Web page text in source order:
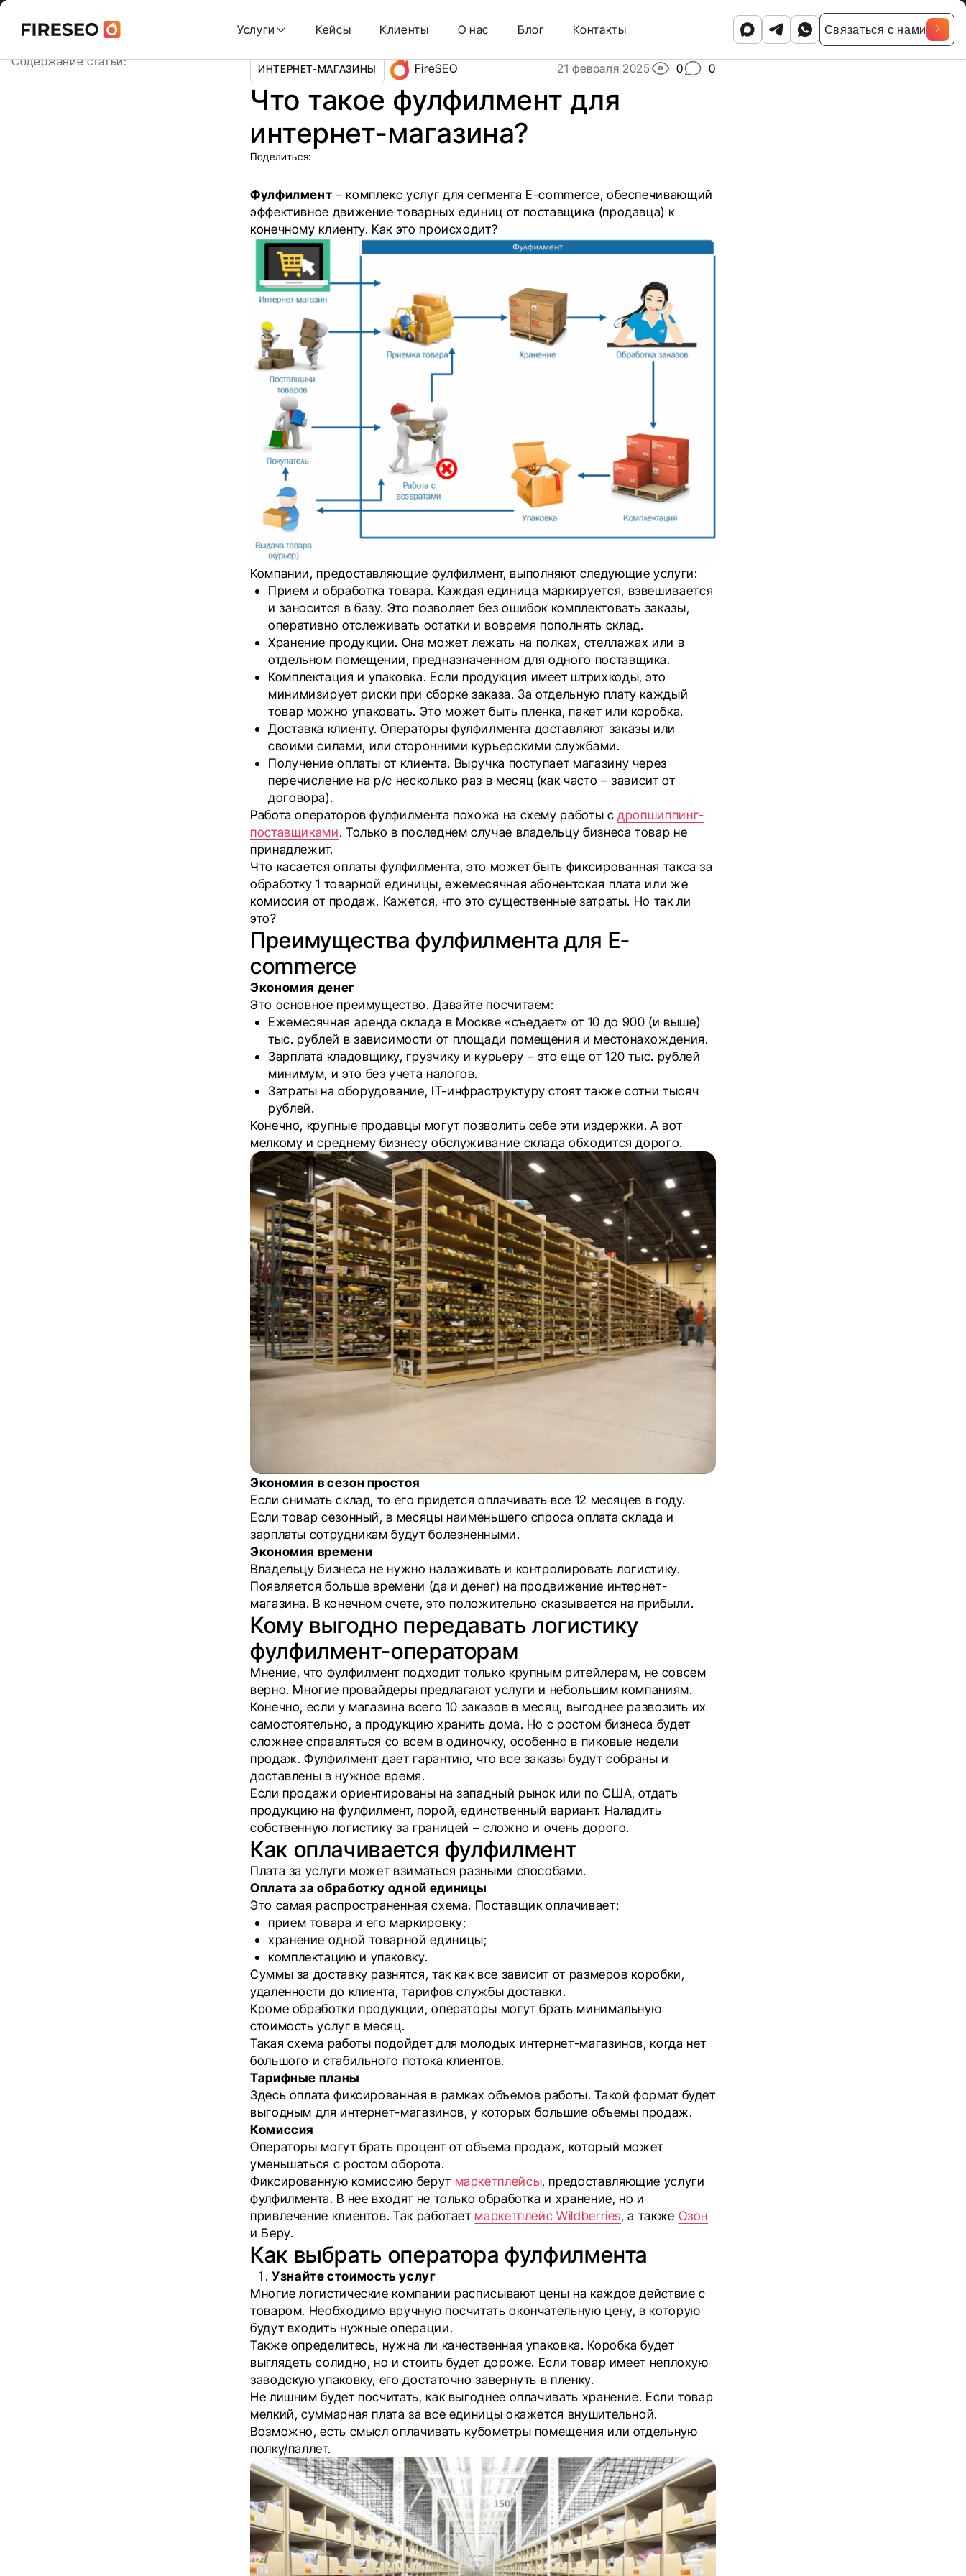
Skip
content
Услуги Кейсы Клиенты О нас Блог Контакты Связаться с нами
Ссылки
хлебных
Ссылки
хлебных
Содержание статьи: ИНТЕРНЕТ-МАГАЗИНЫ FireSEO 21 февраля 2025 0 0
Что такое фулфилмент для
интернет-магазина?
Поделиться:
Фулфилмент – комплекс услуг для сегмента E-commerce, обеспечивающий
эффективное движение товарных единиц от поставщика (продавца) к
конечному клиенту. Как это происходит?
Компании, предоставляющие фулфилмент, выполняют следующие услуги:
Прием и обработка товара. Каждая единица маркируется, взвешивается
и заносится в базу. Это позволяет без ошибок комплектовать заказы,
оперативно отслеживать остатки и вовремя пополнять склад.
Хранение продукции. Она может лежать на полках, стеллажах или в
отдельном помещении, предназначенном для одного поставщика.
Комплектация и упаковка. Если продукция имеет штрихкоды, это
минимизирует риски при сборке заказа. За отдельную плату каждый
товар можно упаковать. Это может быть пленка, пакет или коробка.
Доставка клиенту. Операторы фулфилмента доставляют заказы или
своими силами, или сторонними курьерскими службами.
Получение оплаты от клиента. Выручка поступает магазину через
перечисление на р/с несколько раз в месяц (как часто – зависит от
договора).
Работа операторов фулфилмента похожа на схему работы сдропшиппинг-
поставщиками. Только в последнем случае владельцу бизнеса товар не
принадлежит.
Что касается оплаты фулфилмента, это может быть фиксированная такса за
обработку 1 товарной единицы, ежемесячная абонентская плата или же
комиссия от продаж. Кажется, что это существенные затраты. Но так ли
это?
Преимущества фулфилмента для E-
commerce
Экономия денег
Это основное преимущество. Давайте посчитаем:
Ежемесячная аренда склада в Москве «съедает» от 10 до 900 (и выше)
тыс. рублей в зависимости от площади помещения и местонахождения.
Зарплата кладовщику, грузчику и курьеру – это еще от 120 тыс. рублей
минимум, и это без учета налогов.
Затраты на оборудование, IT-инфраструктуру стоят также сотни тысяч
рублей.
Конечно, крупные продавцы могут позволить себе эти издержки. А вот
мелкому и среднему бизнесу обслуживание склада обходится дорого.
Экономия в сезон простоя
Если снимать склад, то его придется оплачивать все 12 месяцев в году.
Если товар сезонный, в месяцы наименьшего спроса оплата склада и
зарплаты сотрудникам будут болезненными.
Экономия времени
Владельцу бизнеса не нужно налаживать и контролировать логистику.
Появляется больше времени (да и денег) на продвижение интернет-
магазина. В конечном счете, это положительно сказывается на прибыли.
Кому выгодно передавать логистику
фулфилмент-операторам
Мнение, что фулфилмент подходит только крупным ритейлерам, не совсем
верно. Многие провайдеры предлагают услуги и небольшим компаниям.
Конечно, если у магазина всего 10 заказов в месяц, выгоднее развозить их
самостоятельно, а продукцию хранить дома. Но с ростом бизнеса будет
сложнее справляться со всем в одиночку, особенно в пиковые недели
продаж. Фулфилмент дает гарантию, что все заказы будут собраны и
доставлены в нужное время.
Если продажи ориентированы на западный рынок или по США, отдать
продукцию на фулфилмент, порой, единственный вариант. Наладить
собственную логистику за границей – сложно и очень дорого.
Как оплачивается фулфилмент
Плата за услуги может взиматься разными способами.
Оплата за обработку одной единицы
Это самая распространенная схема. Поставщик оплачивает:
прием товара и его маркировку;
хранение одной товарной единицы;
комплектацию и упаковку.
Суммы за доставку разнятся, так как все зависит от размеров коробки,
удаленности до клиента, тарифов службы доставки.
Кроме обработки продукции, операторы могут брать минимальную
стоимость услуг в месяц.
Такая схема работы подойдет для молодых интернет-магазинов, когда нет
большого и стабильного потока клиентов.
Тарифные планы
Здесь оплата фиксированная в рамках объемов работы. Такой формат будет
выгодным для интернет-магазинов, у которых большие объемы продаж.
Комиссия
Операторы могут брать процент от объема продаж, который может
уменьшаться с ростом оборота.
Фиксированную комиссию берут маркетплейсы, предоставляющие услуги
фулфилмента. В нее входят не только обработка и хранение, но и
привлечение клиентов. Так работает маркетплейс Wildberries, а также Озон
и Беру.
Как выбрать оператора фулфилмента
Узнайте стоимость услуг
Многие логистические компании расписывают цены на каждое действие с
товаром. Необходимо вручную посчитать окончательную цену, в которую
будут входить нужные операции.
Также определитесь, нужна ли качественная упаковка. Коробка будет
выглядеть солидно, но и стоить будет дороже. Если товар имеет неплохую
заводскую упаковку, его достаточно завернуть в пленку.
Не лишним будет посчитать, как выгоднее оплачивать хранение. Если товар
мелкий, суммарная плата за все единицы окажется внушительной.
Возможно, есть смысл оплачивать кубометры помещения или отдельную
полку/паллет.